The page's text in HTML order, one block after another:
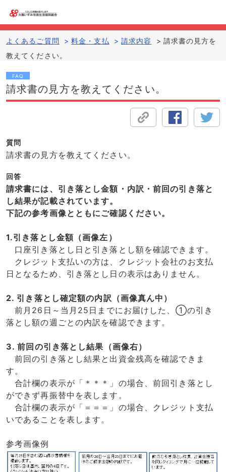
よくあるご質問 > 料金・支払 > 請求内容 > 請求書の見方を
教えてください。
FAQ
請求書の見方を教えてください。
質問
請求書の見方を教えてください。
回答
請求書には、引き落とし金額・内訳・前回の引き落と
し結果が記載されています。
下記の参考画像とともにご確認ください。
1.引き落とし金額（画像左）
口座引き落とし日と引き落とし額を確認できます。
クレジット支払いの方は、クレジット会社のお支払
日となるため、引き落とし日の表示はありません。
2. 引き落とし確定額の内訳（画像真ん中）
前月26日～当月25日までにお届けした、①の引き
落とし額の週ごとの内訳を確認できます。
3. 前回の引き落とし結果（画像右）
前回の引き落とし結果と出資金残高を確認できま
す。
合計欄の表示が「＊＊＊」の場合、前回引き落とし
ができず再振替中を表します。
合計欄の表示が「＝＝＝」の場合、クレジット支払
いであることを表します。
参考画像例